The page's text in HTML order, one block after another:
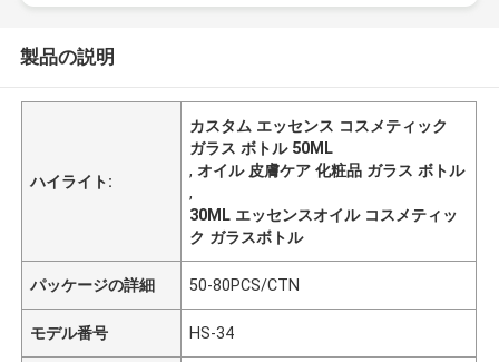
製品の説明
ハイライト:
カスタム エッセンス コスメティック
ガラス ボトル 50ML
,オイル 皮膚ケア 化粧品 ガラス ボトル
,
30ML エッセンスオイル コスメティッ
ク ガラスボトル
パッケージの詳細 50-80PCS/CTN
モデル番号 HS-34